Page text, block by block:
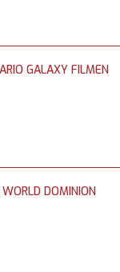
GALAXY FILMEN
WORLD DOMINION